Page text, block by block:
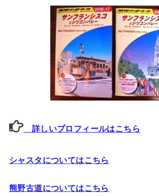
詳しいプロフィールはこちら
シャスタについてはこちら
熊野古道についてはこちら